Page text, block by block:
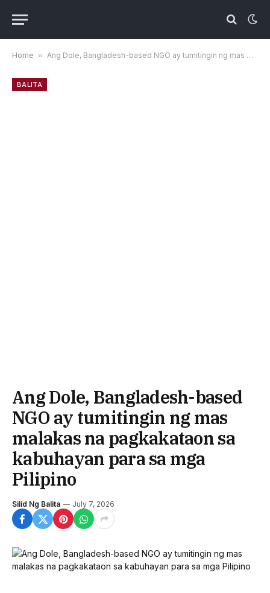
Home » Ang Dole, Bangladesh-based NGO ay tumitingin ng mas malakas na pagkakataon sa kabuhayan para sa mga Pilipino
BALITA
Ang Dole, Bangladesh-based
NGO ay tumitingin ng mas
malakas na pagkakataon sa
kabuhayan para sa mga
Pilipino
Silid Ng Balita July 7, 2026